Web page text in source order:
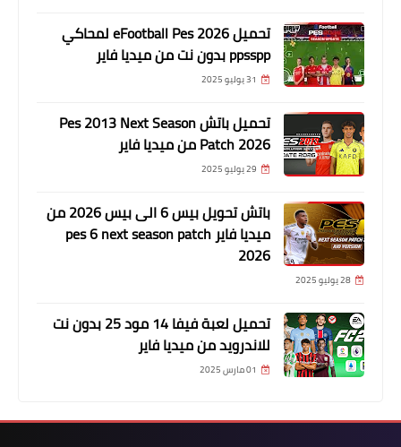
تحميل eFootball Pes 2026 لمحاكي
ppsspp بدون نت من ميديا فاير
31 يوليو 2025
تحميل باتش Pes 2013 Next Season
Patch 2026 من ميديا فاير
29 يوليو 2025
باتش تحويل بيس 6 الى بيس 2026 من
ميديا فاير pes 6 next season patch
2026
28 يوليو 2025
تحميل لعبة فيفا 14 مود 25 بدون نت
للاندرويد من ميديا فاير
01 مارس 2025